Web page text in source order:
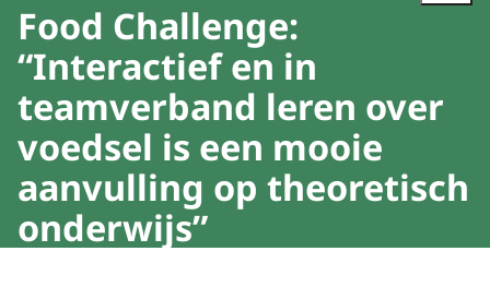
Food Challenge:
“Interactief en in
teamverband leren over
voedsel is een mooie
aanvulling op theoretisch
onderwijs”